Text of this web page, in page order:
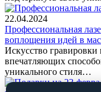
22.04.2024
Профессиональная
воплощения идей в
Искусство
впечатляющих
уникального стиля…